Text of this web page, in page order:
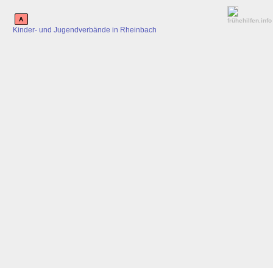
A
Kinder- und Jugendverbände in Rheinbach
frühehilfen.info